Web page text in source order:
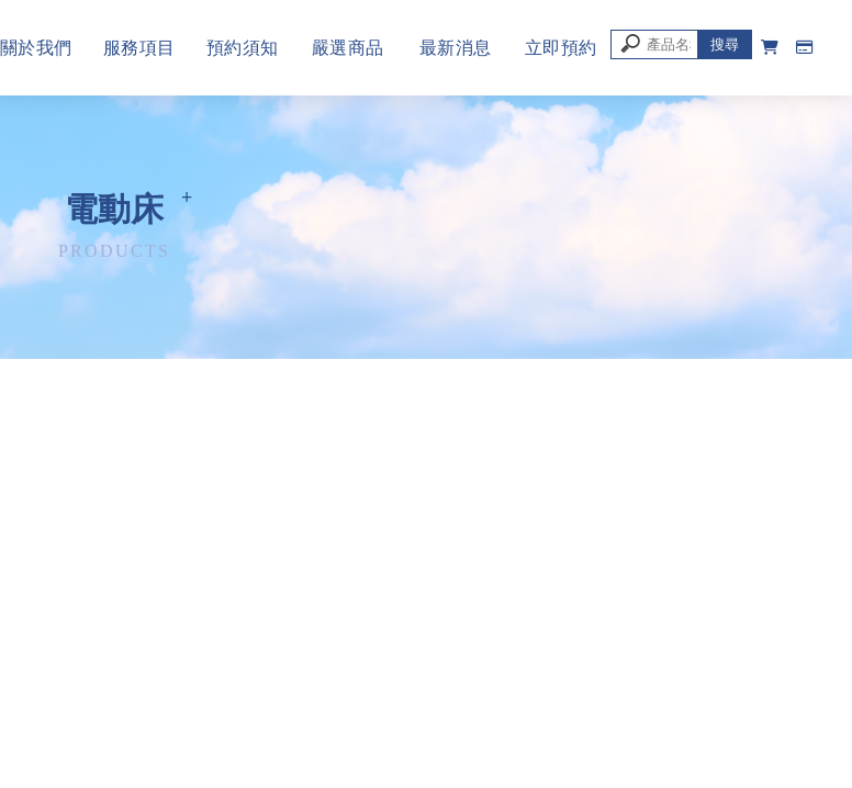
關於我們 服務項目 預約須知 嚴選商品 最新消息 立即預約
電動床